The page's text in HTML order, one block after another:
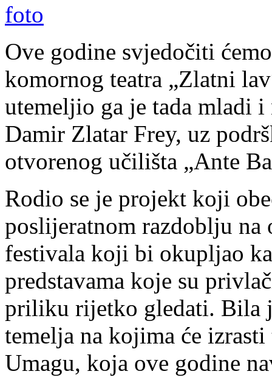
Ove godine svjedočiti
komornog teatra „Zlatni
utemeljio ga je tada mladi
Damir Zlatar Frey, uz
otvorenog učilišta „Ante
Rodio se je projekt koji
poslijeratnom razdoblju
festivala koji bi okupljao
predstavama koje su
priliku rijetko gledati. Bila
temelja na kojima će
Umagu, koja ove godine